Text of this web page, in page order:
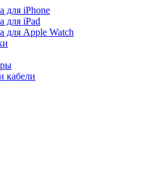
для iPhone
для iPad
для Apple Watch
кабели